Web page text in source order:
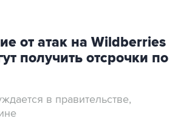
от атак на Wildberries
получить отсрочки по
в правительстве,